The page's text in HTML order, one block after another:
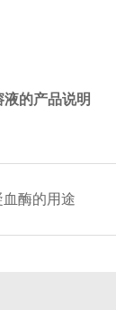
的产品说明
血酶的用途